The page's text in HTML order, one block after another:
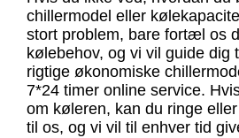
chillermodel eller
stort problem, bare fortæl os
kølebehov, og vi vil guide
rigtige økonomiske
7*24 timer online service.
om køleren, kan du ringe
til os, og vi vil til enhver tid